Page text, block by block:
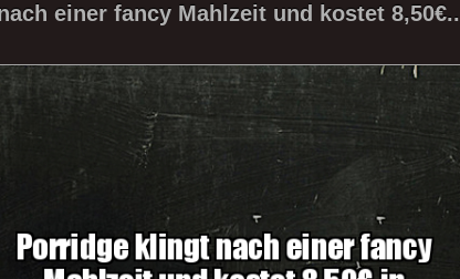
einer fancy Mahlzeit und kostet 8,50€..